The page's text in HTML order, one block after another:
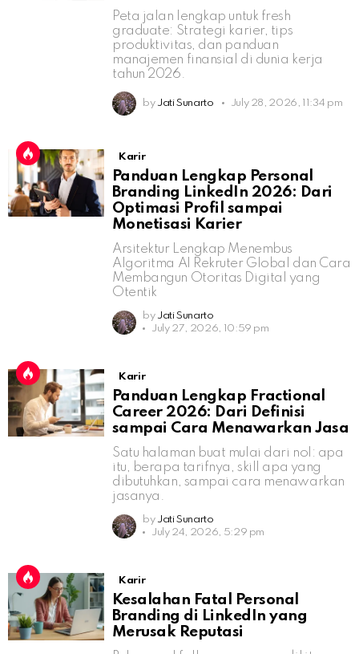
Peta jalan lengkap untuk fresh
graduate: Strategi karier, tips
produktivitas, dan panduan
manajemen finansial di dunia kerja
tahun 2026.
by Jati Sunarto July 28, 2026, 11:34 pm
Karir
Panduan Lengkap Personal
Branding LinkedIn 2026: Dari
Optimasi Profil sampai
Monetisasi Karier
Arsitektur Lengkap Menembus
Algoritma AI Rekruter Global dan Cara
Membangun Otoritas Digital yang
Otentik
by Jati Sunarto
July 27, 2026, 10:59 pm
Karir
Panduan Lengkap Fractional
Career 2026: Dari Definisi
sampai Cara Menawarkan Jasa
Satu halaman buat mulai dari nol: apa
itu, berapa tarifnya, skill apa yang
dibutuhkan, sampai cara menawarkan
jasanya.
by Jati Sunarto
July 24, 2026, 5:29 pm
Karir
Kesalahan Fatal Personal
Branding di LinkedIn yang
Merusak Reputasi